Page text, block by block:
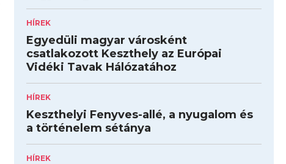
HÍREK
Egyedüli magyar városként
csatlakozott Keszthely az Európai
Vidéki Tavak Hálózatához
HÍREK
Keszthelyi Fenyves-allé, a nyugalom és
a történelem sétánya
HÍREK